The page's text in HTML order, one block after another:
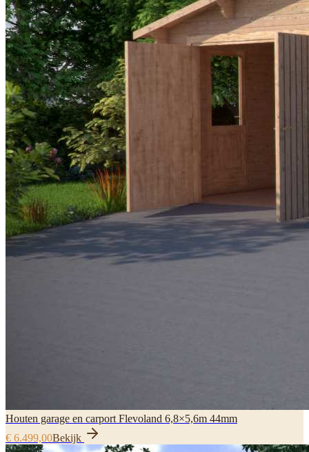
Houten garage en carport Flevoland 6,8×5,6m 44mm
€ 6.499,00Bekijk